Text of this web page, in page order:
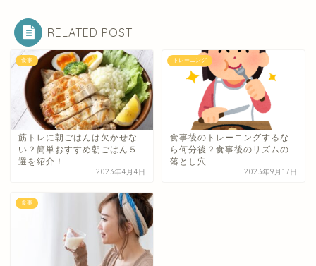
RELATED POST
食事
筋トレに朝ごはんは欠かせな
い？簡単おすすめ朝ごはん５
選を紹介！
2023年4月4日
トレーニング
食事後のトレーニングするな
ら何分後？食事後のリズムの
落とし穴
2023年9月17日
食事